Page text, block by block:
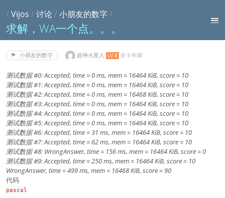
/Vijos /讨论 /小朋友的数字/
求解，WA一个点。。。
小朋友的数字 超神火星人 LV 8 @9 年前
测试数据 #0: Accepted, time = 0 ms, mem = 16464 KiB, score = 10
测试数据 #1: Accepted, time = 0 ms, mem = 16464 KiB, score = 10
测试数据 #2: Accepted, time = 0 ms, mem = 16468 KiB, score = 10
测试数据 #3: Accepted, time = 0 ms, mem = 16464 KiB, score = 10
测试数据 #4: Accepted, time = 0 ms, mem = 16464 KiB, score = 10
测试数据 #5: Accepted, time = 0 ms, mem = 16464 KiB, score = 10
测试数据 #6: Accepted, time = 31 ms, mem = 16464 KiB, score = 10
测试数据 #7: Accepted, time = 62 ms, mem = 16464 KiB, score = 10
测试数据 #8: WrongAnswer, time = 156 ms, mem = 16464 KiB, score = 0
测试数据 #9: Accepted, time = 250 ms, mem = 16464 KiB, score = 10
WrongAnswer, time = 499 ms, mem = 16468 KiB, score = 90
代码
pascal